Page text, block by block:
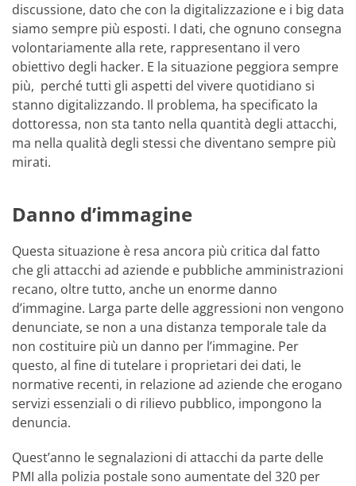
discussione, dato che con la digitalizzazione e i big data
siamo sempre più esposti. I dati, che ognuno consegna
volontariamente alla rete, rappresentano il vero
obiettivo degli hacker. E la situazione peggiora sempre
più, perché tutti gli aspetti del vivere quotidiano si
stanno digitalizzando. Il problema, ha specificato la
dottoressa, non sta tanto nella quantità degli attacchi,
ma nella qualità degli stessi che diventano sempre più
mirati.
Danno d’immagine
Questa situazione è resa ancora più critica dal fatto
che gli attacchi ad aziende e pubbliche amministrazioni
recano, oltre tutto, anche un enorme danno
d’immagine. Larga parte delle aggressioni non vengono
denunciate, se non a una distanza temporale tale da
non costituire più un danno per l’immagine. Per
questo, al fine di tutelare i proprietari dei dati, le
normative recenti, in relazione ad aziende che erogano
servizi essenziali o di rilievo pubblico, impongono la
denuncia.
Quest’anno le segnalazioni di attacchi da parte delle
PMI alla polizia postale sono aumentate del 320 per